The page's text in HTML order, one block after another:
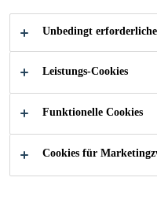
Alle Unbedingt
Leistungs-Cookies
Funktionelle Cookies
Cookies für